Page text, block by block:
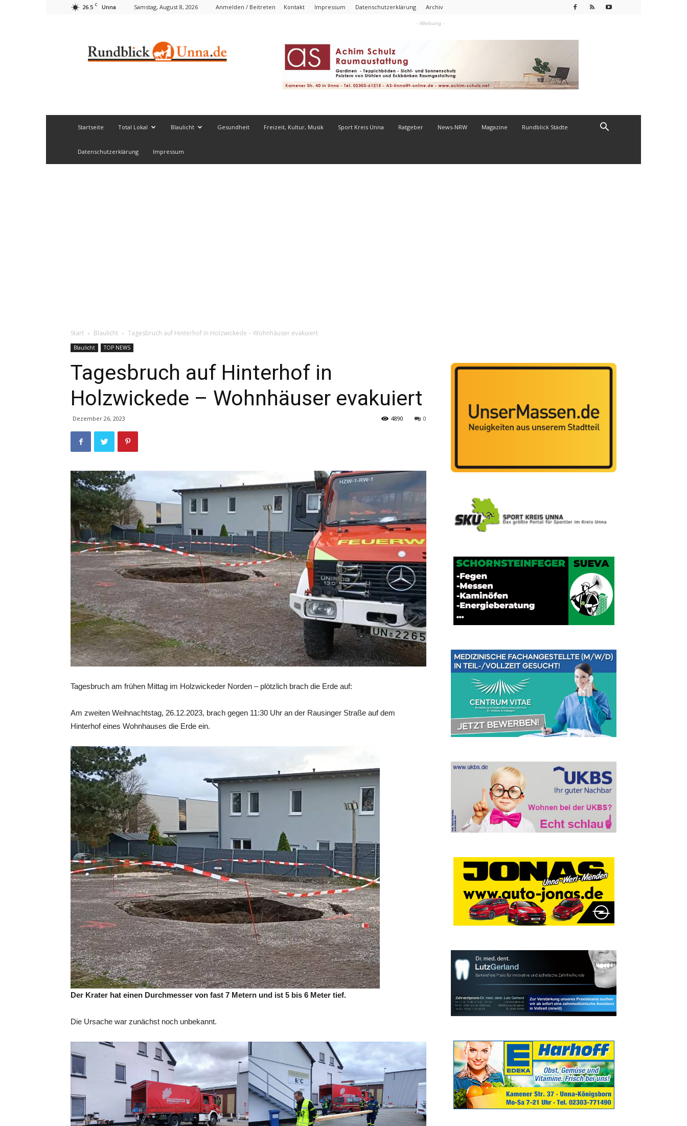
26.5 C Unna Samstag, August 8, 2026 Anmelden / Beitreten Kontakt Impressum Datenschutzerklärung Archiv
- Werbung -
Startseite Total Lokal Blaulicht Gesundheit Freizeit, Kultur, Musik Sport Kreis Unna Ratgeber News-NRW Magazine Rundblick Städte
Datenschutzerklärung Impressum
Start Blaulicht Tagesbruch auf Hinterhof in Holzwickede – Wohnhäuser evakuiert
Blaulicht TOP NEWS
Tagesbruch auf Hinterhof in
Holzwickede – Wohnhäuser evakuiert
Dezember 26, 2023 0
4890
Tagesbruch am frühen Mittag im Holzwickeder Norden – plötzlich brach die Erde auf:
Am zweiten Weihnachtstag, 26.12.2023, brach gegen 11:30 Uhr an der Rausinger Straße auf dem
Hinterhof eines Wohnhauses die Erde ein.
Der Krater hat einen Durchmesser von fast 7 Metern und ist 5 bis 6 Meter tief.
Die Ursache war zunächst noch unbekannt.